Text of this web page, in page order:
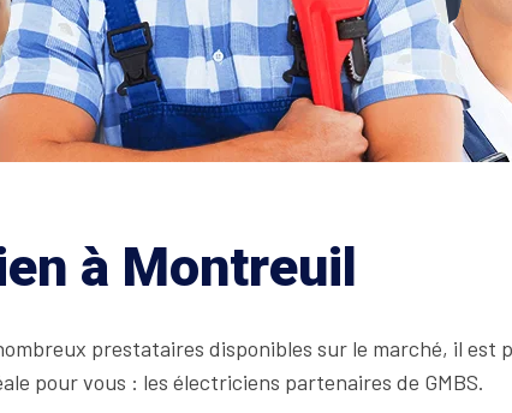
à Montreuil
prestataires disponibles sur le marché, il est
pour vous : les électriciens partenaires de GMBS.